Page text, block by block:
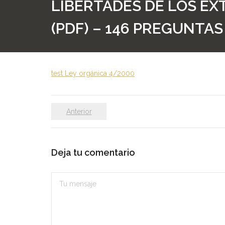
LIBERTADES DE LOS
(PDF) – 146 PREGUNTAS
test Ley orgánica 4/2000
Anterior
Deja tu comentario